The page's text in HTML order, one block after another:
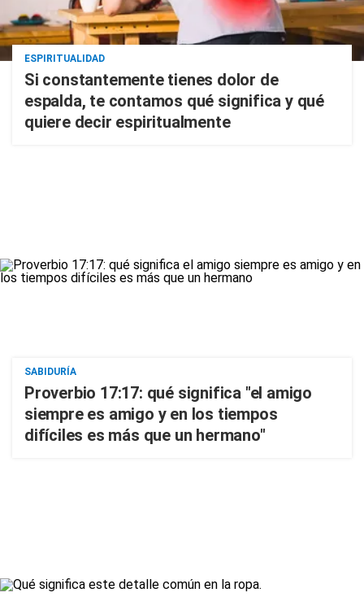
ESPIRITUALIDAD
Si constantemente tienes dolor de
espalda, te contamos qué significa y qué
quiere decir espiritualmente
SABIDURÍA
Proverbio 17:17: qué significa "el amigo
siempre es amigo y en los tiempos
difíciles es más que un hermano"